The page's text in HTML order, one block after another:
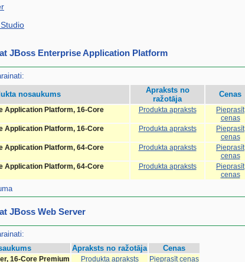
JBoss Enterprise Application Platform
nosaukums
Apraksts no
ražotāja
Cenas
Application Platform, 16-Core
Produkta apraksts
Pieprasīt
cenas
Application Platform, 16-Core
Produkta apraksts
Pieprasīt
cenas
Application Platform, 64-Core
Produkta apraksts
Pieprasīt
cenas
Application Platform, 64-Core
Produkta apraksts
Pieprasīt
cenas
JBoss Web Server
Apraksts no ražotāja Cenas
16-Core Premium Produkta apraksts
Pieprasīt cenas